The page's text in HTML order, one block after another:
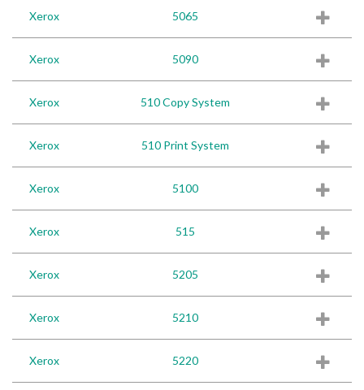
Xerox 5065
Xerox 5090
Xerox 510 Copy System
Xerox 510 Print System
Xerox 5100
Xerox 515
Xerox 5205
Xerox 5210
Xerox 5220